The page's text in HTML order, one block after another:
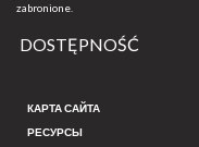
zabronione.
DOSTĘPNOŚĆ
КАРТА САЙТА
РЕСУРСЫ